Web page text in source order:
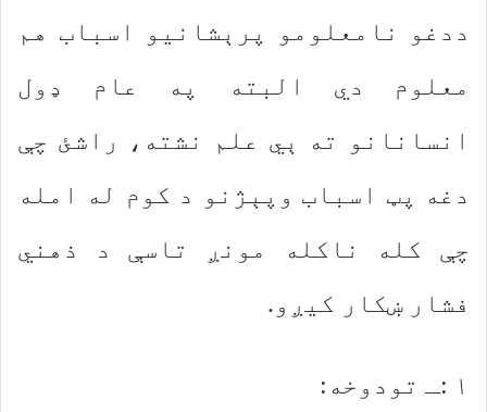
ددغو نامعلومو پرېشانیو اسباب هم
معلوم دي البته په عام ډول
انسانانو ته ېي علم نشته، راشئ چې
دغه پټ اسباب وپېژنو د کوم له امله
چې کله ناکله مونږ تاسې د ذهني
فشار ښکار کیږو.
۱ :ـ تودوخه: